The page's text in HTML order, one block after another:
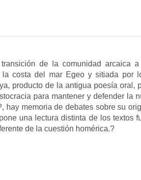
de la comunidad arcaica
costa del mar Egeo y sitiada por
producto de la antigua poesía oral,
para mantener y defender la
hay memoria de debates sobre su
una lectura distinta de los textos
de la cuestión homérica.?